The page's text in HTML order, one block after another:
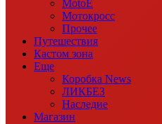
MotoE
Мотокросс
Прочее
Путешествия
Кастом зона
Еще
Коробка News
ЛИКБЕЗ
Наследие
Магазин